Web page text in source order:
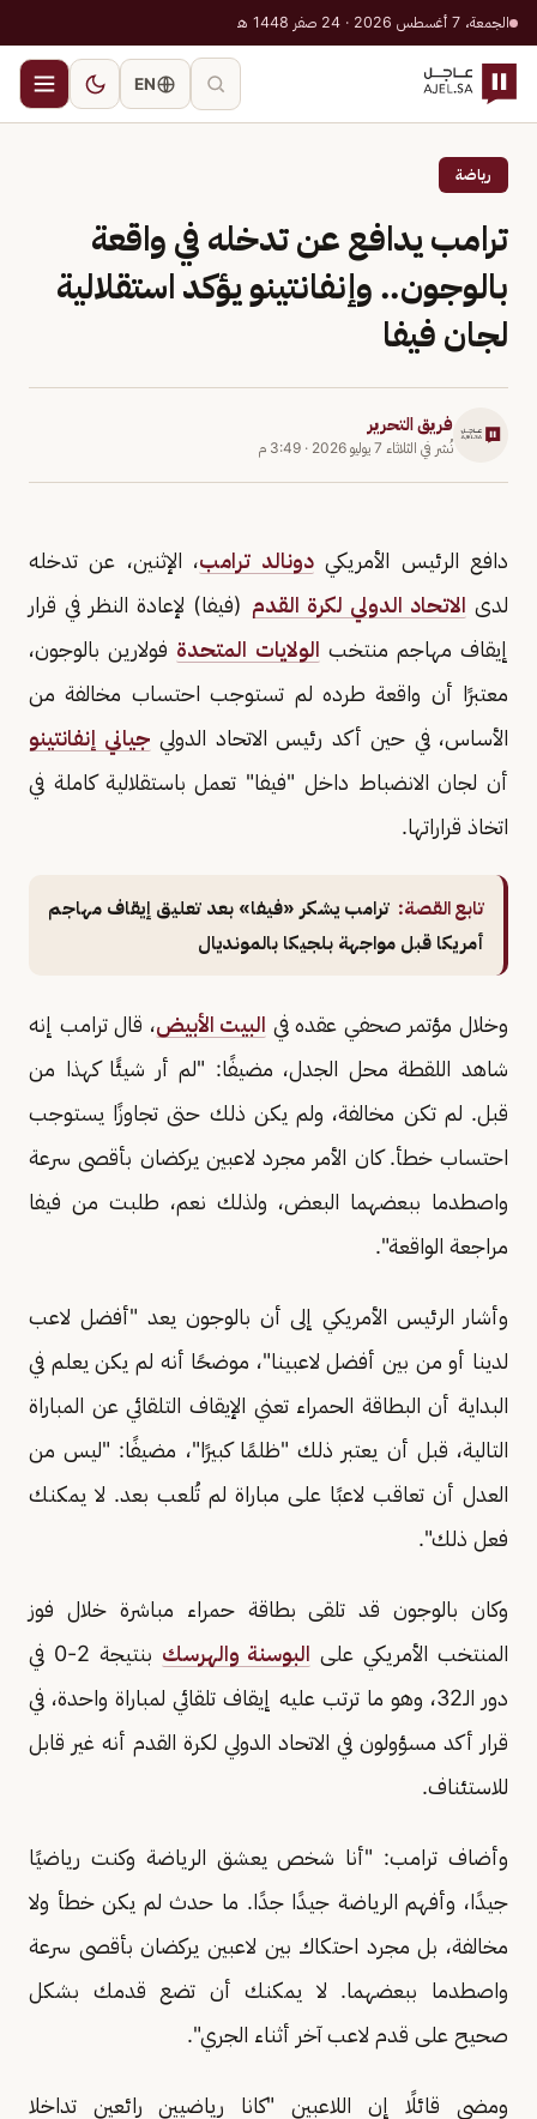
الجمعة، 7 أغسطس 2026 · 24 صفر 1448 هـ
EN
رياضة
ترامب يدافع عن تدخله في واقعة
بالوجون.. وإنفانتينو يؤكد استقلالية
لجان فيفا
فريق التحرير
نُشر في الثلاثاء 7 يوليو 2026 · 3:49 م
دافع الرئيس الأمريكيدونالد ترامب، الإثنين، عن تدخله
لدى الاتحاد الدولي لكرة القدم (فيفا) لإعادة النظر في قرار
إيقاف مهاجم منتخب الولايات المتحدة فولارين بالوجون،
معتبرًا أن واقعة طرده لم تستوجب احتساب مخالفة من
الأساس، في حين أكد رئيس الاتحاد الدولي جياني إنفانتينو
أن لجان الانضباط داخل "فيفا" تعمل باستقلالية كاملة في
اتخاذ قراراتها.
تابع القصة: ترامب يشكر «فيفا» بعد تعليق إيقاف مهاجم
أمريكا قبل مواجهة بلجيكا بالمونديال
وخلال مؤتمر صحفي عقده في البيت الأبيض، قال ترامب إنه
شاهد اللقطة محل الجدل، مضيفًا: "لم أر شيئًا كهذا من
قبل. لم تكن مخالفة، ولم يكن ذلك حتى تجاوزًا يستوجب
احتساب خطأ. كان الأمر مجرد لاعبين يركضان بأقصى سرعة
واصطدما ببعضهما البعض، ولذلك نعم، طلبت من فيفا
مراجعة الواقعة".
وأشار الرئيس الأمريكي إلى أن بالوجون يعد "أفضل لاعب
لدينا أو من بين أفضل لاعبينا"، موضحًا أنه لم يكن يعلم في
البداية أن البطاقة الحمراء تعني الإيقاف التلقائي عن المباراة
التالية، قبل أن يعتبر ذلك "ظلمًا كبيرًا"، مضيفًا: "ليس من
العدل أن تعاقب لاعبًا على مباراة لم تُلعب بعد. لا يمكنك
فعل ذلك".
وكان بالوجون قد تلقى بطاقة حمراء مباشرة خلال فوز
المنتخب الأمريكي على البوسنة والهرسك
بنتيجة 2-0 في
دور الـ32، وهو ما ترتب عليه إيقاف تلقائي لمباراة واحدة، في
قرار أكد مسؤولون في الاتحاد الدولي لكرة القدم أنه غير قابل
للاستئناف.
وأضاف ترامب: "أنا شخص يعشق الرياضة وكنت رياضيًا
جيدًا، وأفهم الرياضة جيدًا جدًا. ما حدث لم يكن خطأ ولا
مخالفة، بل مجرد احتكاك بين لاعبين يركضان بأقصى سرعة
واصطدما ببعضهما. لا يمكنك أن تضع قدمك بشكل
صحيح على قدم لاعب آخر أثناء الجري".
ومضى قائلًا إن اللاعبين "كانا رياضيين رائعين تداخلا